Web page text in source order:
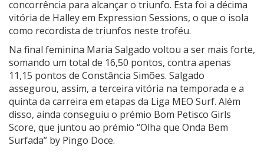
concorrência para alcançar o triunfo. Esta foi a décima
vitória de Halley em Expression Sessions, o que o isola
como recordista de triunfos neste troféu.
Na final feminina Maria Salgado voltou a ser mais forte,
somando um total de 16,50 pontos, contra apenas
11,15 pontos de Constância Simões. Salgado
assegurou, assim, a terceira vitória na temporada e a
quinta da carreira em etapas da Liga MEO Surf. Além
disso, ainda conseguiu o prémio Bom Petisco Girls
Score, que juntou ao prémio “Olha que Onda Bem
Surfada” by Pingo Doce.